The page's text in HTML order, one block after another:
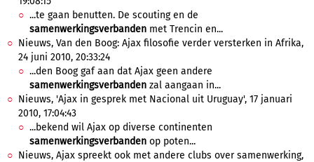
...te gaan benutten. De scouting en de
samenwerkingsverbanden met Trencin en...
Nieuws, Van den Boog: Ajax filosofie verder versterken in Afrika,
24 juni 2010, 20:33:24
...den Boog gaf aan dat Ajax geen andere
samenwerkingsverbanden zal aangaan in...
Nieuws, 'Ajax in gesprek met Nacional uit Uruguay', 17 januari
2010, 17:04:43
...bekend wil Ajax op diverse continenten
samenwerkingsverbanden op poten...
Nieuws, Ajax spreekt ook met andere clubs over samenwerking,